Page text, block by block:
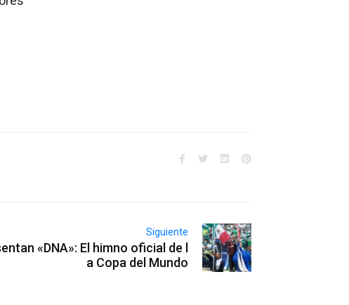
Siguiente
«DNA»: El himno oficial de l
a Copa del Mundo